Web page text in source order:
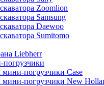
Zoomlion
Samsung
Daewoo
Sumitomo
Liebherr
погрузчики
мини-погрузчики Case
мини-погрузчики New